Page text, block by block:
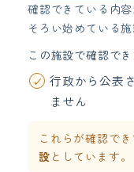
確認できている内
そろい始めている施
この施設で確認で
行政から公表
ません
これらが確認でき
設 としています。